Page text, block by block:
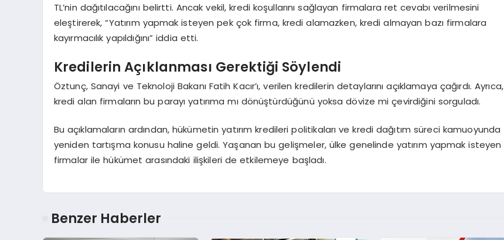
TL’nin dağıtılacağını belirtti. Ancak vekil, kredi koşullarını sağlayan firmalara ret cevabı verilmesini
eleştirerek, “Yatırım yapmak isteyen pek çok firma, kredi alamazken, kredi almayan bazı firmalara
kayırmacılık yapıldığını” iddia etti.
Kredilerin Açıklanması Gerektiği Söylendi
Öztunç, Sanayi ve Teknoloji Bakanı Fatih Kacır’ı, verilen kredilerin detaylarını açıklamaya çağırdı. Ayrıca,
kredi alan firmaların bu parayı yatırıma mı dönüştürdüğünü yoksa dövize mi çevirdiğini sorguladı.
Bu açıklamaların ardından, hükümetin yatırım kredileri politikaları ve kredi dağıtım süreci kamuoyunda
yeniden tartışma konusu haline geldi. Yaşanan bu gelişmeler, ülke genelinde yatırım yapmak isteyen
firmalar ile hükümet arasındaki ilişkileri de etkilemeye başladı.
Benzer Haberler